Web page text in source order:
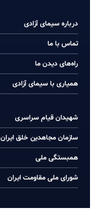
درباره سیمای آزادی
تماس با ما
راه‌های دیدن ما
همیاری با سیمای آزادی
شهیدان قیام سراسری
سازمان مجاهدین خلق ایران
همبستگی ملی
شورای ملی مقاومت ایران